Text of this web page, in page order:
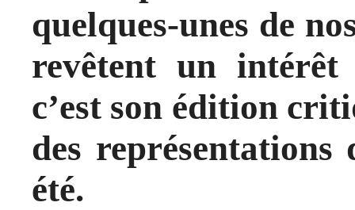
quelques-unes de
revêtent un
c’est son édition
des représentations
été.